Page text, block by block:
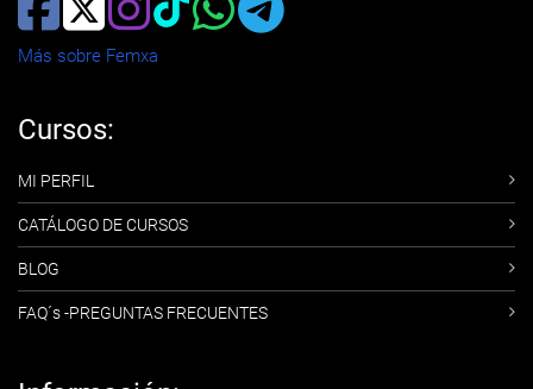
Más sobre Femxa
Cursos:
MI PERFIL
CATÁLOGO DE CURSOS
BLOG
FAQ´s -PREGUNTAS FRECUENTES